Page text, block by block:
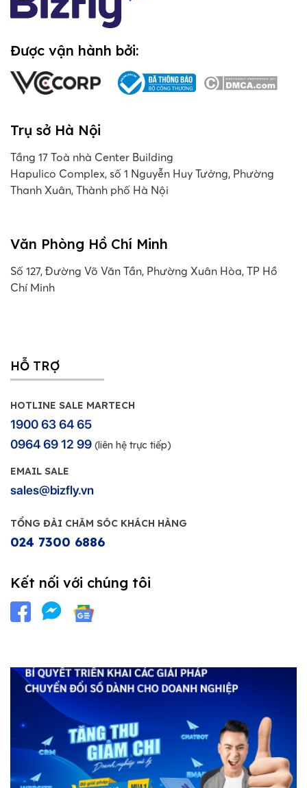
Được vận hành bởi:
Trụ sở Hà Nội
Tầng 17 Toà nhà Center Building
Hapulico Complex, số 1 Nguyễn Huy Tưởng, Phường
Thanh Xuân, Thành phố Hà Nội
Văn Phòng Hồ Chí Minh
Số 127, Đường Võ Văn Tần, Phường Xuân Hòa, TP Hồ
Chí Minh
HỖ TRỢ
HOTLINE SALE MARTECH
1900 63 64 65
0964 69 12 99 (liên hệ trực tiếp)
EMAIL SALE
sales@bizfly.vn
TỔNG ĐÀI CHĂM SÓC KHÁCH HÀNG
024 7300 6886
Kết nối với chúng tôi